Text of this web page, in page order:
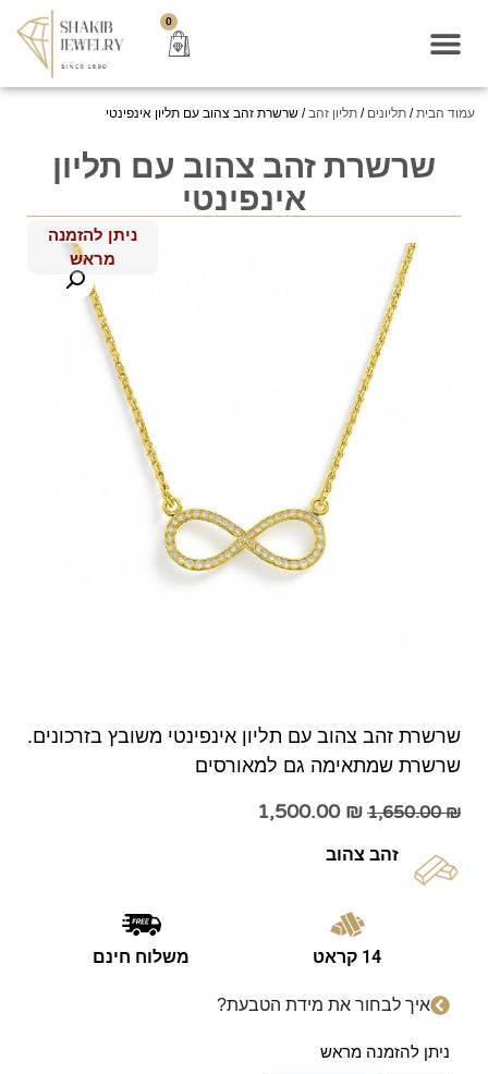
0
עמוד הבית/ תליונים / תליון זהב/ שרשרת זהב צהוב עם תליון אינפינטי
שרשרת זהב צהוב עם תליון
אינפינטי
ניתן להזמנה
מראש
שרשרת זהב צהוב עם תליון אינפינטי משובץ בזרכונים.
שרשרת שמתאימה גם למאורסים
1,650.00₪
1,500.00 ₪
זהב צהוב
14 קראט משלוח חינם
איך לבחור את מידת הטבעת?
ניתן להזמנה מראש